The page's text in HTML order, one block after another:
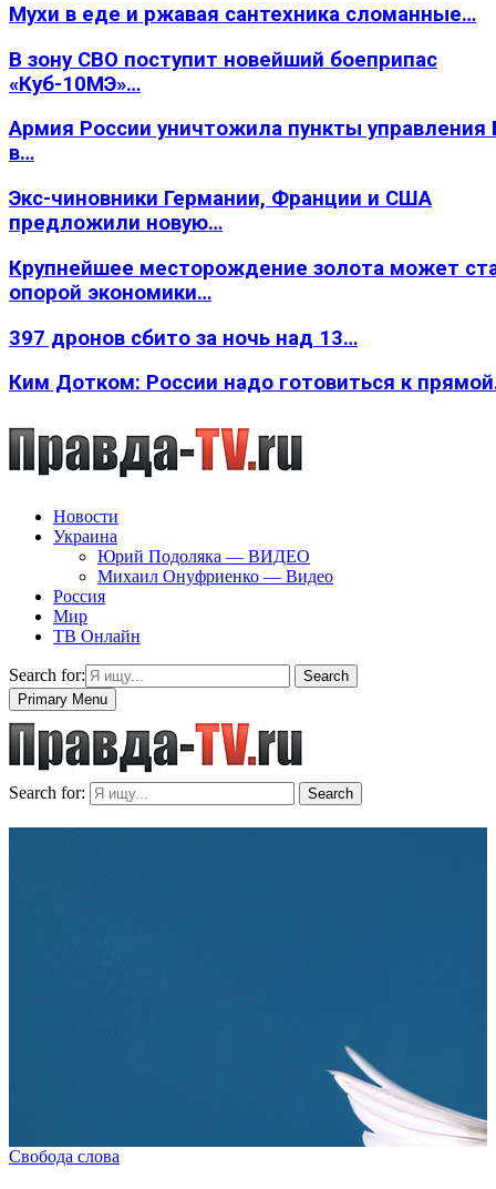
Мухи в еде и ржавая сантехника сломанные…
В зону СВО поступит новейший боеприпас
«Куб-10МЭ»…
Армия России уничтожила пункты
в…
Экс-чиновники Германии, Франции и США
предложили новую…
Крупнейшее месторождение золота может
опорой экономики…
397 дронов сбито за ночь над 13…
Ким Дотком: России надо готовиться к
Новости
Украина
Юрий Подоляка — ВИДЕО
Михаил Онуфриенко — Видео
Россия
Мир
ТВ Онлайн
Search for:
Search
Primary Menu
Search for: Search
Свобода слова